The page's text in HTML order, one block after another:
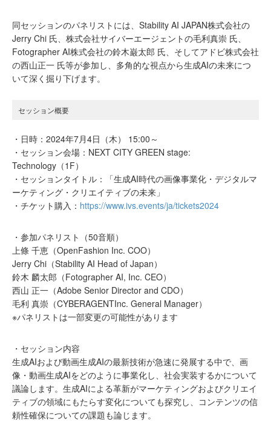
同セッションのパネリストには、Stability AI JAPAN株式会社の
Jerry Chi 氏、株式会社サイバーエージェントの毛利真崇 氏、
Fotographer AI株式会社の鈴木巌太郎 氏、そしてアドビ株式会社
の西山正一 氏等が参加し、多角的な視点から生成AIの未来につ
いて深く掘り下げます。
セッション概要
・日時：2024年7月4日（木） 15:00～
・セッション会場：NEXT CITY GREEN stage:
Technology（1F）
・セッションタイトル：「生成AI時代の画像事業化・デジタルマ
ーケティング・クリエイティブの未来」
・チケット購入： https://www.ivs.events/ja/tickets2024
・参加パネリスト（50音順）
上條 千恵（OpenFashion Inc. COO）
Jerry Chi（Stability AI Head of Japan）
鈴木 麟太郎（Fotographer AI, Inc. CEO）
西山 正一（Adobe Senior Director and CDO）
毛利 真崇（CYBERAGENTInc. General Manager）
※パネリストは一部変更の可能性があります
・セッション内容
生成AIおよび動画生成AIの最新技術が急速に発展する中で、画
像・動画生成AIをどのように事業化し、社会実装するかについて
議論します。生成AIによる革新がマーケティングおよびクリエイ
ティブの領域にもたらす変化についても探究し、コンテンツの信
頼性確保についての課題も論じます。